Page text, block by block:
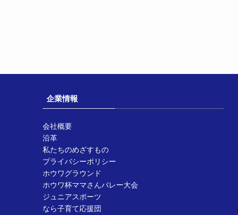
企業情報
会社概要
沿革
私たちのめざすもの
プライバシーポリシー
ホウワグラウンド
ホウワ杯ママさんバレー大会
ジュニアスポーツ
なら子育て応援団